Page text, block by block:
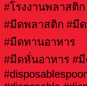
#โรงงานพลาสติ
#มีดพลาสติก #มี
#มีดทานอาหาร
#มีดหั่นอาหาร #